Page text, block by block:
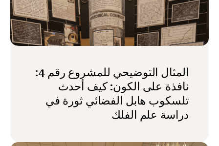
المثال التوضيحي للمشروع رقم 4:
نافذة على الكون: كيف أحدث
تلسكوب هابل الفضائي ثورة في
دراسة علم الفلك